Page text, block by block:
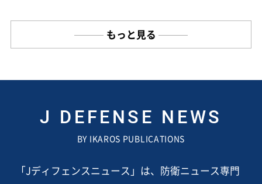
もっと見る
J DEFENSE NEWS
BY IKAROS PUBLICATIONS
「Jディフェンスニュース」は、防衛ニュース専門